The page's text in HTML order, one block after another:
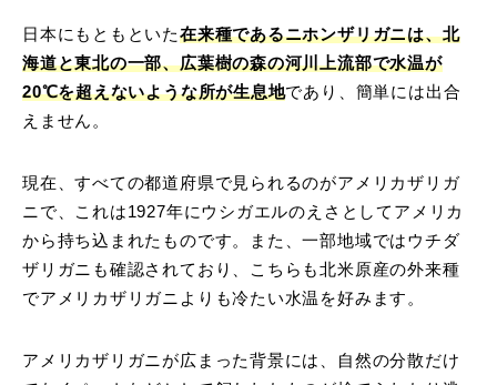
日本にもともといた在来種であるニホンザリガニは、北
海道と東北の一部、広葉樹の森の河川上流部で水温が
20℃を超えないような所が生息地であり、簡単には出合
えません。
現在、すべての都道府県で見られるのがアメリカザリガ
ニで、これは1927年にウシガエルのえさとしてアメリカ
から持ち込まれたものです。また、一部地域ではウチダ
ザリガニも確認されており、こちらも北米原産の外来種
でアメリカザリガニよりも冷たい水温を好みます。
アメリカザリガニが広まった背景には、自然の分散だけ